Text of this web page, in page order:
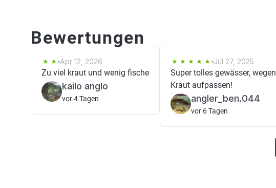
Bewertungen
Apr 12, 2026
Zu viel kraut und wenig fische
kailo anglo
vor 4 Tagen
Jul 27, 2025
Super tolles gewässer, wegen
Kraut aufpassen!
angler_ben.044
vor 6 Tagen